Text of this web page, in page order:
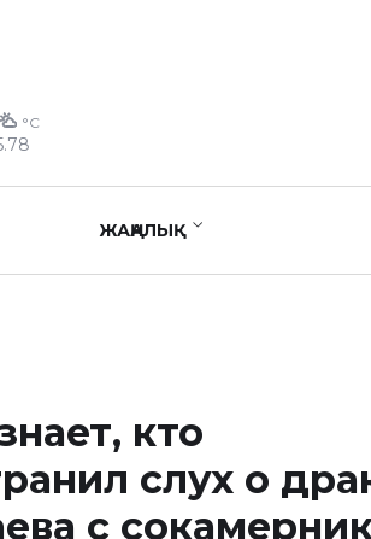
°C
ЖАҢАЛЫҚ
кто
слух о
с